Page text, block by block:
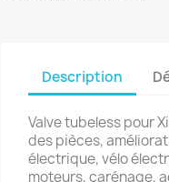
Description
Valve tubeless pour
des pièces,
électrique, vélo
moteurs, carénage,